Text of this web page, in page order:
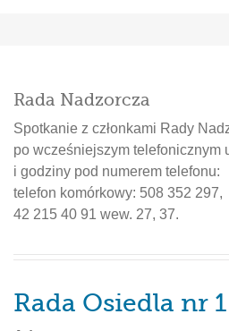
Rada Nadzorcza
Spotkanie z członkami Rady
po wcześniejszym telefonicznym
i godziny pod numerem telefonu:
telefon komórkowy: 508 352 297,
42 215 40 91 wew. 27, 37.
Rada Osiedla nr 1